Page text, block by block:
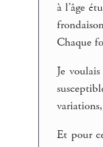
à l’âge
Chaque
Je
Et pour